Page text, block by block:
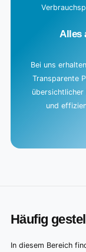
Alles
Bei uns
Transparente
übersichtlicher
und
Häufig
In diesem Bereich